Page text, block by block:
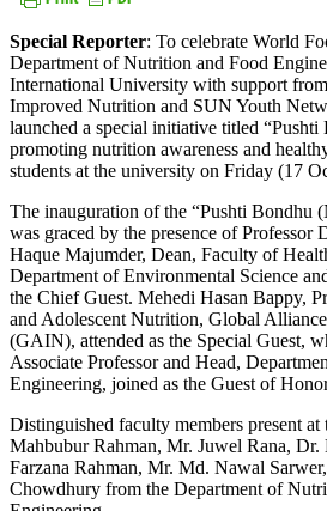
Special Reporter: To celebrate World
Department of Nutrition and Food
International University with support
Improved Nutrition and SUN Youth
launched a special initiative titled “Pushti
promoting nutrition awareness and
students at the university on Friday (17
The inauguration of the “Pushti Bondhu
was graced by the presence of Professor
Haque Majumder, Dean, Faculty of
Department of Environmental Science
the Chief Guest. Mehedi Hasan Bappy,
and Adolescent Nutrition, Global
(GAIN), attended as the Special Guest,
Associate Professor and Head,
Engineering, joined as the Guest of
Distinguished faculty members present
Mahbubur Rahman, Mr. Juwel Rana,
Farzana Rahman, Mr. Md. Nawal
Chowdhury from the Department of